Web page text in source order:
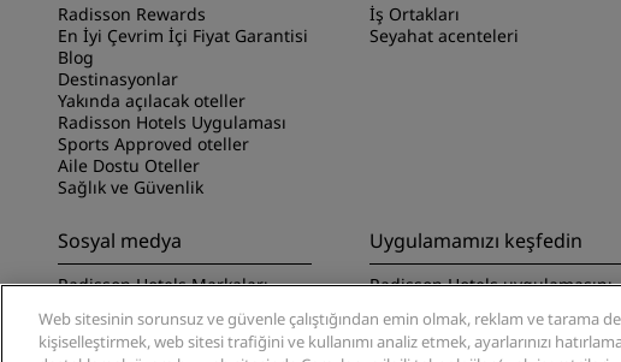
Radisson Rewards
En İyi Çevrim İçi Fiyat Garantisi
Blog
Destinasyonlar
Yakında açılacak oteller
Radisson Hotels Uygulaması
Sports Approved oteller
Aile Dostu Oteller
Sağlık ve Güvenlik
İş Ortakları
Seyahat acenteleri
Sosyal medya
Radisson Hotels Markaları
Uygulamamızı keşfedin
Radisson Hotels uygulamasını
Web sitesinin sorunsuz ve güvenle çalıştığından emin olmak, reklam ve tarama
kişiselleştirmek, web sitesi trafiğini ve kullanımı analiz etmek, ayarlarınızı